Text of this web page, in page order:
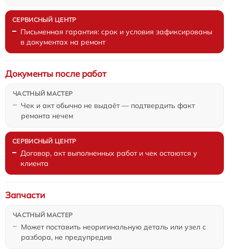
Письменная гарантия: срок и условия зафиксированы
в документах на ремонт
Чек и акт обычно не выдаёт — подтвердить факт
ремонта нечем
Документы после работ
Договор, акт выполненных работ и чек остаются у
клиента
Может поставить неоригинальную деталь или узел с
разбора, не предупредив
Запчасти